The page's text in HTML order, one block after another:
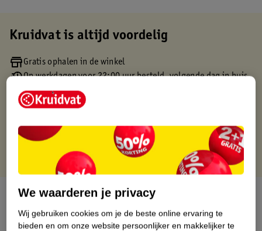
Kruidvat is altijd voordelig
Gratis ophalen in de winkel
Op werkdagen voor 22:00 uur besteld, volgende dag in huis
Gratis thuisbezorgd vanaf 50.00
Gratis retourneren binnen 30 dagen
Over dit product
Productinformatie
We waarderen je privacy
Wij gebruiken cookies om je de beste online ervaring te
bieden en om onze website persoonlijker en makkelijker te